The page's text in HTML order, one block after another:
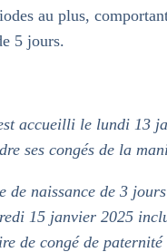
au plus,
5 jours.
accueilli le lundi 13
ses congés de la
de naissance de 3
15 janvier 2025
de congé de